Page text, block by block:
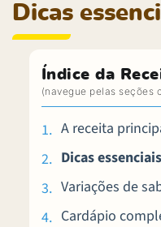
Dicas
Índice da
A receita
Dicas essenciais
Variações de
Cardápio